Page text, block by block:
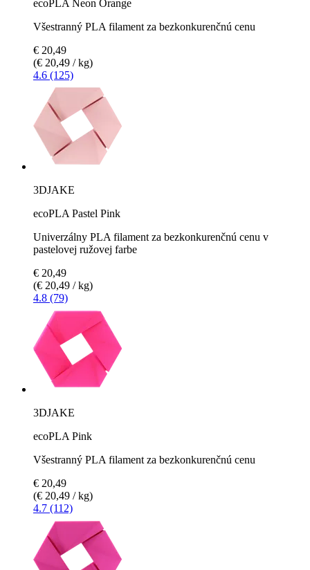
ecoPLA Neon Orange
Všestranný PLA filament za bezkonkurenčnú cenu
€ 20,49
(€ 20,49 / kg)
4.6 (125)
3DJAKE
ecoPLA Pastel Pink
Univerzálny PLA filament za bezkonkurenčnú cenu v
pastelovej ružovej farbe
€ 20,49
(€ 20,49 / kg)
4.8 (79)
3DJAKE
ecoPLA Pink
Všestranný PLA filament za bezkonkurenčnú cenu
€ 20,49
(€ 20,49 / kg)
4.7 (112)